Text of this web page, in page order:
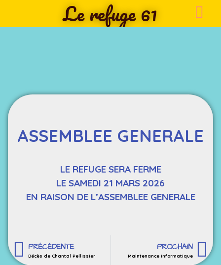
Le refuge 61
ASSEMBLEE GENERALE
LE REFUGE SERA FERME
LE SAMEDI 21 MARS 2026
EN RAISON DE L’ASSEMBLEE GENERALE
PRÉCÉDENTE
Décès de Chantal Pellissier
PROCHAIN
Maintenance informatique